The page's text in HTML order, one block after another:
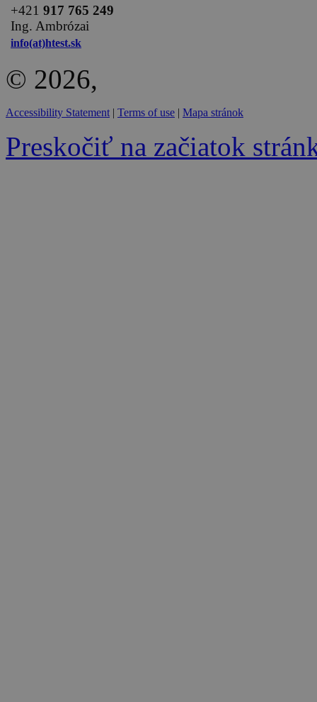
+421 917 765 249
Ing. Ambrózai
info(at)htest.sk
© 2026,
Accessibility Statement | Terms of use | Mapa stránok
Preskočiť na začiatok